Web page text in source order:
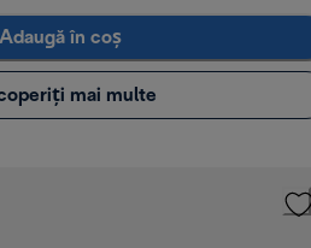
Adaugă în coș
mai multe